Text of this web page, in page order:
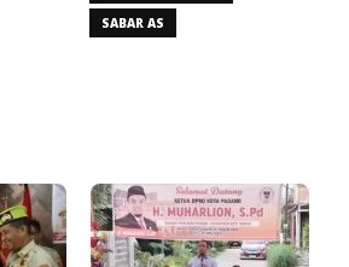
SABAR AS